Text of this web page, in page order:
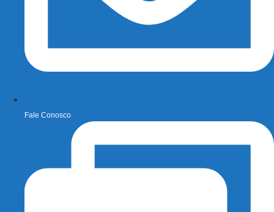
Fale Conosco